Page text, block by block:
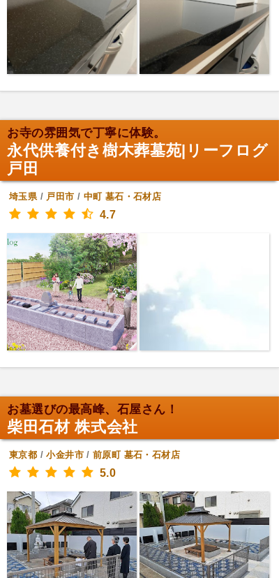
お寺の雰囲気で丁寧に体験。
永代供養付き樹木葬墓苑|リーフログ
戸田
埼玉県/ 戸田市 / 中町 墓石・石材店
4.7
お墓選びの最高峰、石屋さん！
柴田石材 株式会社
東京都 /小金井市/前原町 墓石・石材店
5.0